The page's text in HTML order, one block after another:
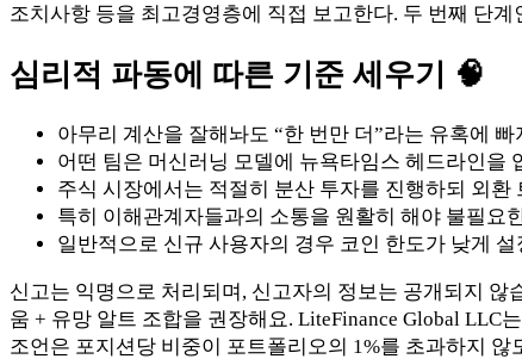
조치사항 등을 최고경영층에 직접 보고한다. 두 번째 단
심리적 파동에 따른 기준 세우기 🧠
아무리 계산을 잘해놔도 “한 번만 더”라는 유혹에
어떤 팀은 머신러닝 모델에 뉴욕타임스 헤드라인을
주식 시장에서는 적절히 분산 투자를 진행하되 외
특히 이해관계자들과의 소통을 원활히 해야 불필요
일반적으로 신규 사용자의 경우 코인 한도가 낮게
신고는 익명으로 처리되며, 신고자의 정보는 공개되지
움 + 유망 알트 조합을 권장해요. LiteFinance Global LLC
조언은 포지션당 비중이 포트폴리오의 1%를 초과하지 않